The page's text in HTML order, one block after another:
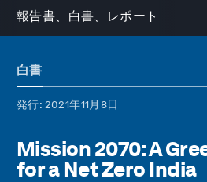
報告書、白書、レポート
白書
発行: 2021年11月8日
Mission 2070: A
for a Net Zero India